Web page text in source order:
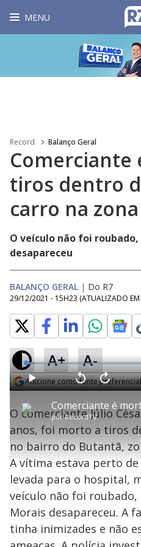
MENU
Record Balanço Geral
Comerciante
tiros dentro
carro na
O veículo não foi
desapareceu
BALANÇO GERAL | Do R7
29/12/2021 - 15H23 (ATUALIZADO EM
A+ A-
Adicione como fonte
P
l
a
y
porRecordTV
P V
t
a
r
1
0
e
g
n
d
A
n
ç
a
1
e
u
n
o
s
M
u
L
o
a
d
e
4
.
8
2
%
O comerciante Júlio
anos, foi morto a tiros
no bairro do Butantã,
A vítima estava perto de
levada para o hospital,
veículo não foi roubado,
Morais desapareceu. A
tinha inimizades e não